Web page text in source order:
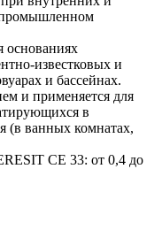
основаниях
известковых и
и бассейнах.
и применяется для
в
(в ванных комнатах,
CE 33: от 0,4 до